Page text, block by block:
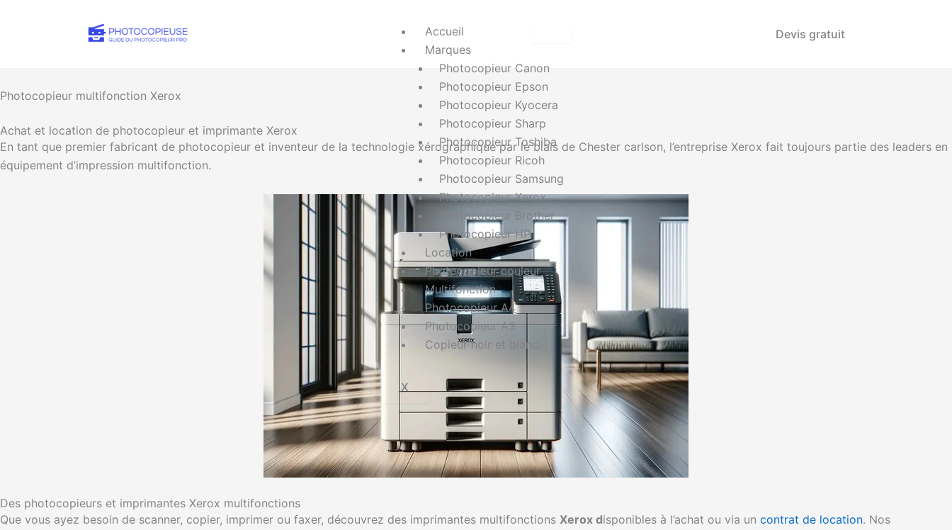
Accueil
Marques
Photocopieur Canon
Photocopieur Epson
Photocopieur Kyocera
Photocopieur Sharp
Photocopieur Toshiba
Photocopieur Ricoh
Photocopieur Samsung
Photocopieur Xerox
Photocopieur Brother
Photocopieur HP
Location
Photocopieur couleur
Multifonction
Photocopieur A4
Photocopieur A3
Copieur noir et blanc
X
Devis gratuit
Photocopieur multifonction Xerox
Achat et location de photocopieur et imprimante Xerox
En tant que premier fabricant de photocopieur et inventeur de la technologie xérographique par le biais de Chester carlson, l’entreprise Xerox fait toujours partie des leaders en
équipement d’impression multifonction.
Des photocopieurs et imprimantes Xerox multifonctions
Que vous ayez besoin de scanner, copier, imprimer ou faxer, découvrez des imprimantes multifonctions Xerox disponibles à l’achat ou via un contrat de location. Nos